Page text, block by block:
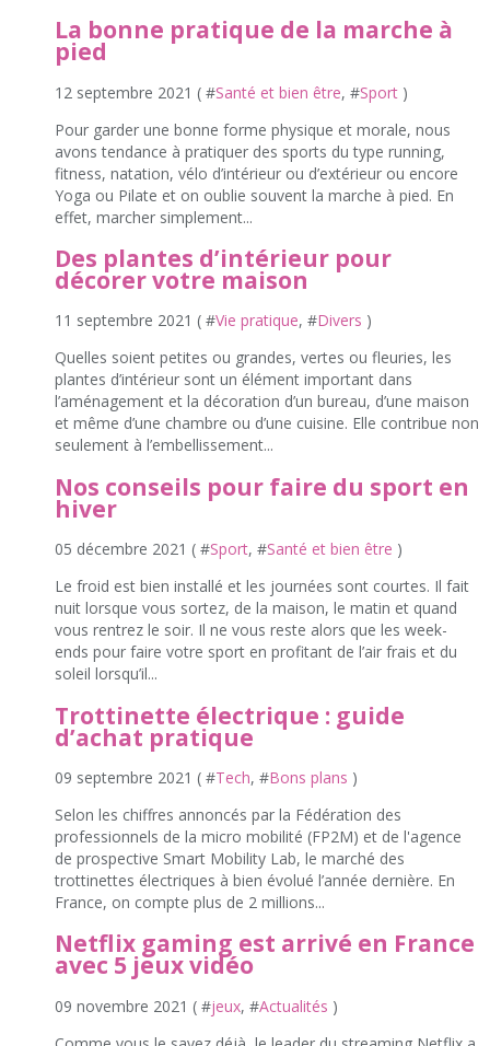
La bonne pratique de la marche à
pied
12 septembre 2021 ( #Santé et bien être, #Sport )
Pour garder une bonne forme physique et morale, nous
avons tendance à pratiquer des sports du type running,
fitness, natation, vélo d’intérieur ou d’extérieur ou encore
Yoga ou Pilate et on oublie souvent la marche à pied. En
effet, marcher simplement...
Des plantes d’intérieur pour
décorer votre maison
11 septembre 2021 ( #Vie pratique, #Divers )
Quelles soient petites ou grandes, vertes ou fleuries, les
plantes d’intérieur sont un élément important dans
l’aménagement et la décoration d’un bureau, d’une maison
et même d’une chambre ou d’une cuisine. Elle contribue non
seulement à l’embellissement...
Nos conseils pour faire du sport en
hiver
05 décembre 2021 ( #Sport, #Santé et bien être )
Le froid est bien installé et les journées sont courtes. Il fait
nuit lorsque vous sortez, de la maison, le matin et quand
vous rentrez le soir. Il ne vous reste alors que les week-
ends pour faire votre sport en profitant de l’air frais et du
soleil lorsqu’il...
Trottinette électrique : guide
d’achat pratique
09 septembre 2021 ( #Tech, #Bons plans )
Selon les chiffres annoncés par la Fédération des
professionnels de la micro mobilité (FP2M) et de l'agence
de prospective Smart Mobility Lab, le marché des
trottinettes électriques à bien évolué l’année dernière. En
France, on compte plus de 2 millions...
Netflix gaming est arrivé en France
avec 5 jeux vidéo
09 novembre 2021 ( #jeux, #Actualités )